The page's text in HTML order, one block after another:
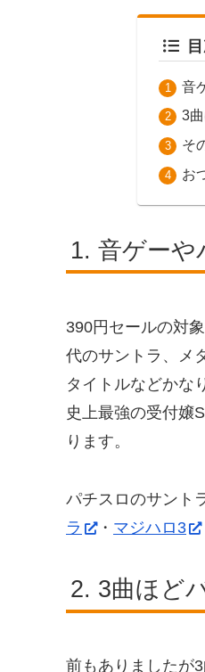
音
3
そ
お
音ゲーや
390円セールの対
代のサントラ、メ
タイトルなどかな
史上最強の受付嬢
ります。
パチスロのサント
ラ
・ マジハロ3
3曲ほど
前もありましたが